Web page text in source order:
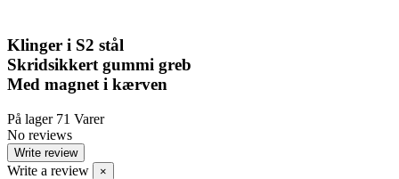
Klinger i S2 stål
Skridsikkert gummi greb
Med magnet i kærven
På lager 71 Varer
No reviews
Write review
Write a review ×